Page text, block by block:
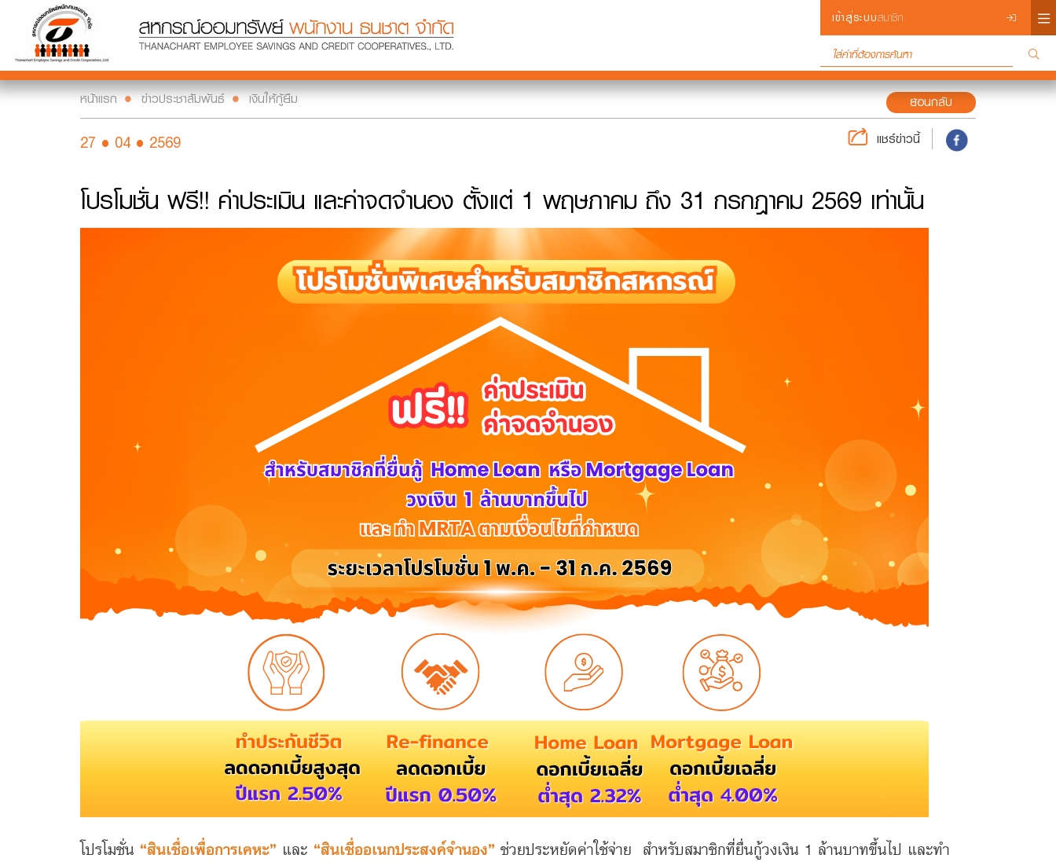
เข้าสู่ระบบสมาชิก ×
ย้อนกลับ
หน้าแรก ข่าวประชาสัมพันธ์ เงินให้กู้ยืม
27 • 04 • 2569 แชร์ข่าวนี้
โปรโมชั่น ฟรี!! ค่าประเมิน และค่าจดจำนอง ตั้งแต่ 1 พฤษภาคม ถึง 31 กรกฎาคม 2569 เท่านั้น
โปรโมชั่น “สินเชื่อเพื่อการเคหะ” และ “สินเชื่ออเนกประสงค์จำนอง” ช่วยประหยัดค่าใช้จ่าย สำหรับสมาชิกที่ยื่นกู้วงเงิน 1 ล้านบาทขึ้นไป และทำ